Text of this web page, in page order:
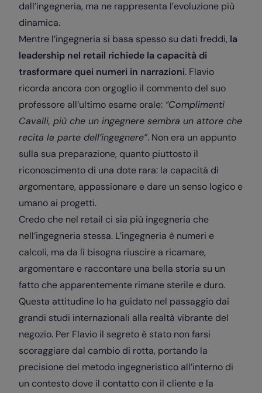
dall’ingegneria, ma ne rappresenta l’evoluzione più
dinamica.
Mentre l’ingegneria si basa spesso su dati freddi, la
leadership nel retail richiede la capacità di
trasformare quei numeri in narrazioni. Flavio
ricorda ancora con orgoglio il commento del suo
professore all’ultimo esame orale: “Complimenti
Cavalli, più che un ingegnere sembra un attore che
recita la parte dell’ingegnere”. Non era un appunto
sulla sua preparazione, quanto piuttosto il
riconoscimento di una dote rara: la capacità di
argomentare, appassionare e dare un senso logico e
umano ai progetti.
Credo che nel retail ci sia più ingegneria che
nell’ingegneria stessa. L’ingegneria è numeri e
calcoli, ma da lì bisogna riuscire a ricamare,
argomentare e raccontare una bella storia su un
fatto che apparentemente rimane sterile e duro.
Questa attitudine lo ha guidato nel passaggio dai
grandi studi internazionali alla realtà vibrante del
negozio. Per Flavio il segreto è stato non farsi
scoraggiare dal cambio di rotta, portando la
precisione del metodo ingegneristico all’interno di
un contesto dove il contatto con il cliente e la